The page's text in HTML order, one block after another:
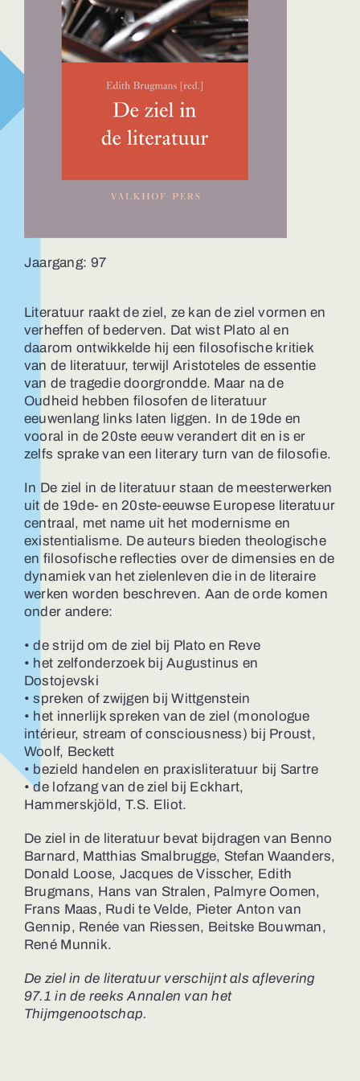
Jaargang: 97
Literatuur raakt de ziel, ze kan de ziel vormen en
verheffen of bederven. Dat wist Plato al en
daarom ontwikkelde hij een filosofische kritiek
van de literatuur, terwijl Aristoteles de essentie
van de tragedie doorgrondde. Maar na de
Oudheid hebben filosofen de literatuur
eeuwenlang links laten liggen. In de 19de en
vooral in de 20ste eeuw verandert dit en is er
zelfs sprake van een literary turn van de filosofie.
In De ziel in de literatuur staan de meesterwerken
uit de 19de- en 20ste-eeuwse Europese literatuur
centraal, met name uit het modernisme en
existentialisme. De auteurs bieden theologische
en filosofische reflecties over de dimensies en de
dynamiek van het zielenleven die in de literaire
werken worden beschreven. Aan de orde komen
onder andere:
• de strijd om de ziel bij Plato en Reve
• het zelfonderzoek bij Augustinus en
Dostojevski
• spreken of zwijgen bij Wittgenstein
• het innerlijk spreken van de ziel (monologue
intérieur, stream of consciousness) bij Proust,
Woolf, Beckett
• bezield handelen en praxisliteratuur bij Sartre
• de lofzang van de ziel bij Eckhart,
Hammerskjöld, T.S. Eliot.
De ziel in de literatuur bevat bijdragen van Benno
Barnard, Matthias Smalbrugge, Stefan Waanders,
Donald Loose, Jacques de Visscher, Edith
Brugmans, Hans van Stralen, Palmyre Oomen,
Frans Maas, Rudi te Velde, Pieter Anton van
Gennip, Renée van Riessen, Beitske Bouwman,
René Munnik.
De ziel in de literatuur verschijnt als aflevering
97.1 in de reeks Annalen van het
Thijmgenootschap.